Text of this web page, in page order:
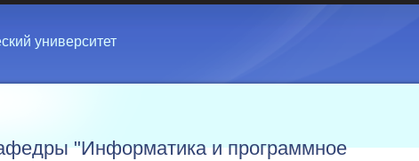
университет
"Информатика и программное